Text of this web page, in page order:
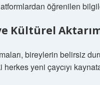
öğrenilen
Kültürel
bireylerin belirsiz
yeni çaycıyı